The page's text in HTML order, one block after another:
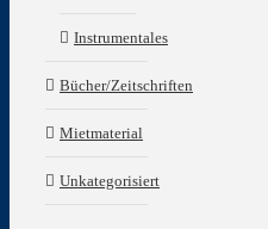
Instrumentales
Bücher/Zeitschriften
Mietmaterial
Unkategorisiert